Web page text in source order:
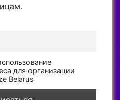
для организации
Belarus